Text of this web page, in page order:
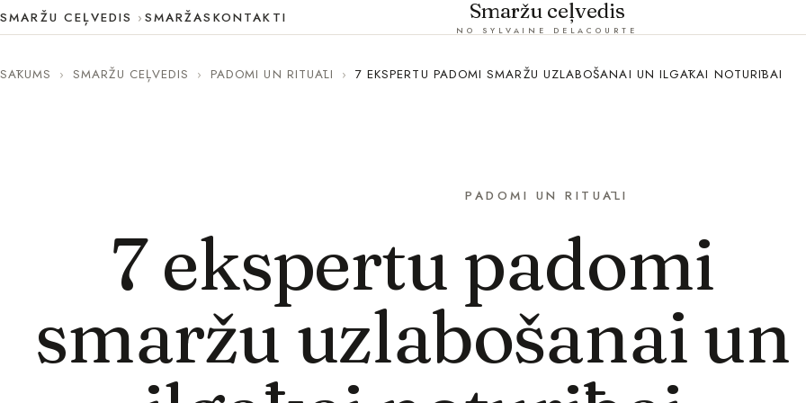
SMARŽU CEĻVEDIS SMARŽAS KONTAKTI Smaržu ceļvedis
NO SYLVAINE DELACOURTE
SĀKUMS › SMARŽU CEĻVEDIS › PADOMI UN RITUĀLI › 7 EKSPERTU PADOMI SMARŽU UZLABOŠANAI UN ILGĀKAI NOTURĪBAI
PADOMI UN RITUĀLI
7 ekspertu padomi
smaržu uzlabošanai un